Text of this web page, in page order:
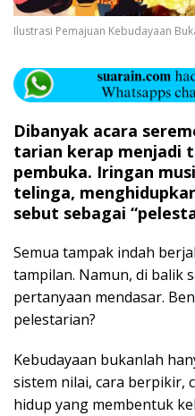
Ilustrasi Pemajuan Kebudayaan
Dibanyak acara
tarian kerap menjadi
pembuka. Iringan
telinga,
sebut sebagai
Semua tampak indah
tampilan. Namun, di balik
pertanyaan mendasar.
pelestarian?
Kebudayaan bukanlah
sistem nilai, cara berpikir,
hidup yang membentuk